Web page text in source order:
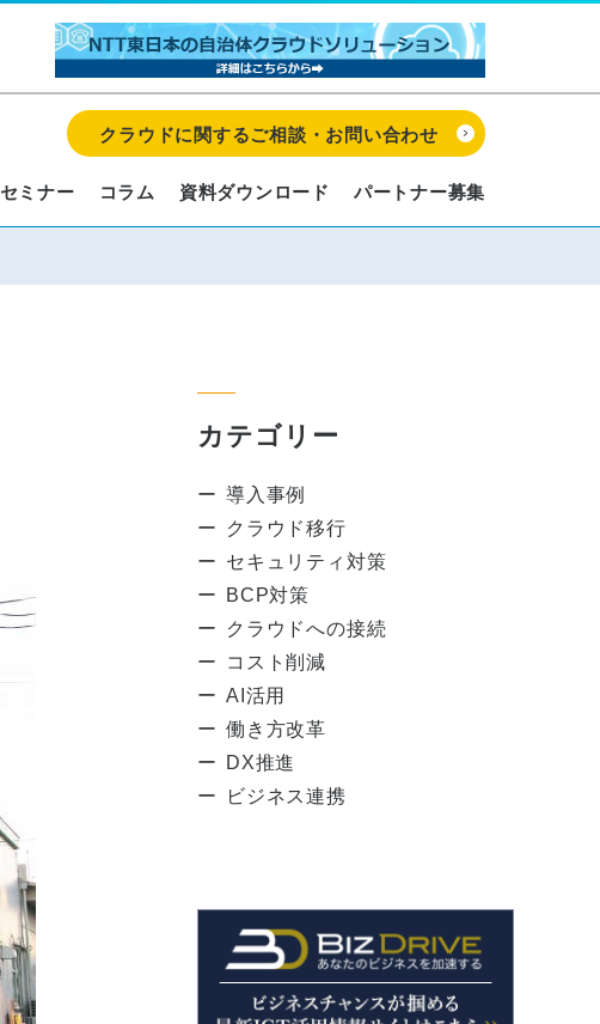
セミナー コラム 資料ダウンロード パートナー募集
クラウドに関するご相談・お問い合わせ
カテゴリー
導入事例
クラウド移行
セキュリティ対策
BCP対策
クラウドへの接続
コスト削減
AI活用
働き方改革
DX推進
ビジネス連携